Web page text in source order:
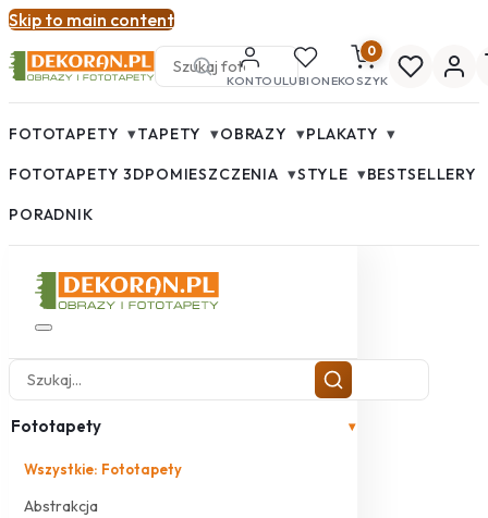
Skip to main content
KONTOULUBIONE
0
KOSZYK
FOTOTAPETY ▾TAPETY ▾OBRAZY ▾PLAKATY ▾
FOTOTAPETY 3DPOMIESZCZENIA ▾STYLE ▾BESTSELLERY
PORADNIK
Fototapety ▾
Wszystkie: Fototapety
Abstrakcja